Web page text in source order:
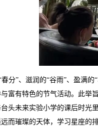
分”、滋润的“谷雨”、盈满
富有特色的节气活动。此
头未来实验小学的课后时
而璀璨的天体，学习星座的